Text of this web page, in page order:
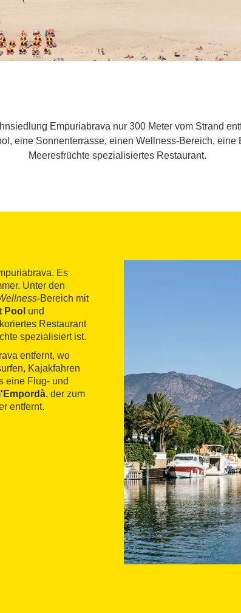
Empuriabrava nur 300 Meter vom Strand
eine Sonnenterrasse, einen Wellness-Bereich,
Meeresfrüchte spezialisiertes Restaurant.
Es
Unter den
-Bereich mit
Pool und
Restaurant
spezialisiert ist.
entfernt, wo
Kajakfahren
eine Flug- und
, der zum
entfernt.